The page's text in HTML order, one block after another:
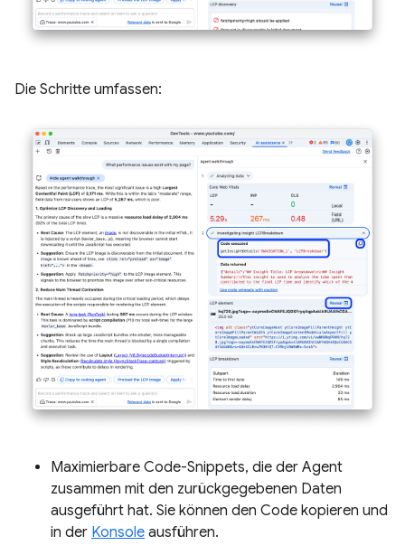
Die Schritte umfassen:
Maximierbare Code-Snippets, die der Agent
zusammen mit den zurückgegebenen Daten
ausgeführt hat. Sie können den Code kopieren und
in der Konsole ausführen.